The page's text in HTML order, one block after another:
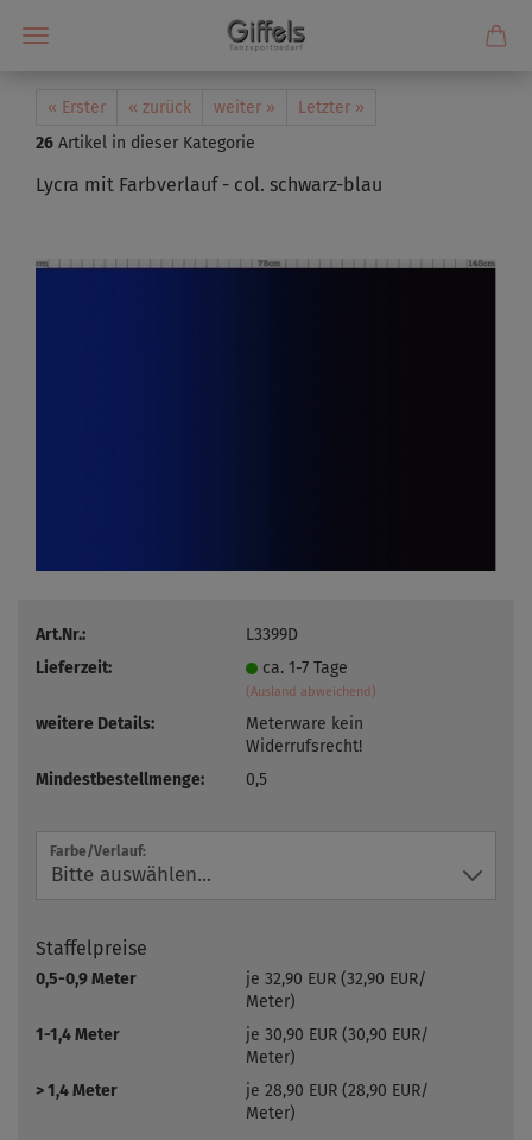
« Erster « zurück weiter »
Letzter »
26 Artikel in dieser Kategorie
Lycra mit Farbverlauf - col. schwarz-blau
Art.Nr.:
L3399D
Lieferzeit:
ca. 1-7 Tage
(Ausland abweichend)
weitere Details:
Meterware kein
Widerrufsrecht!
Mindestbestellmenge:
0,5
Farbe/Verlauf:
Staffelpreise
0,5-0,9 Meter
je 32,90 EUR (32,90 EUR/
Meter)
1-1,4 Meter
je 30,90 EUR (30,90 EUR/
Meter)
> 1,4 Meter
je 28,90 EUR (28,90 EUR/
Meter)